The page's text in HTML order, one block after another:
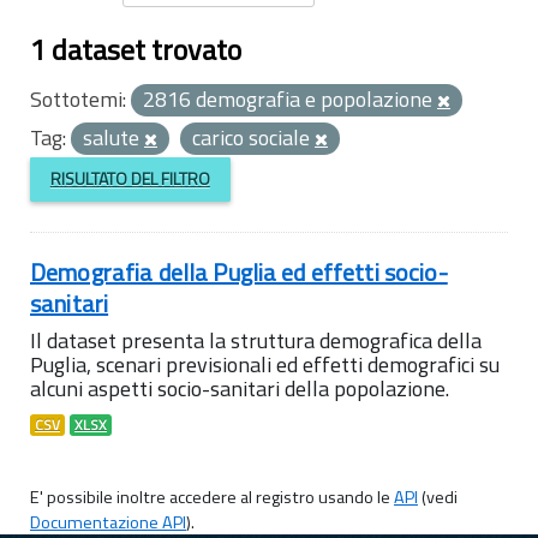
1 dataset trovato
Sottotemi: 2816 demografia e popolazione
Tag: salute carico sociale
RISULTATO DEL FILTRO
Demografia della Puglia ed effetti socio-
sanitari
Il dataset presenta la struttura demografica della
Puglia, scenari previsionali ed effetti demografici su
alcuni aspetti socio-sanitari della popolazione.
CSV XLSX
E' possibile inoltre accedere al registro usando leAPI(vedi
Documentazione API).